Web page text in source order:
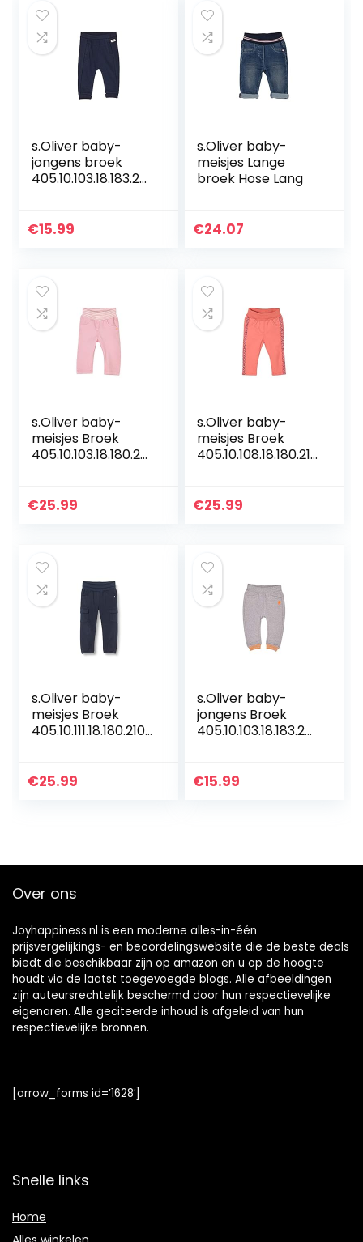
s.Oliver baby-
jongens broek
405.10.103.18.183.20
€15.99
s.Oliver baby-
meisjes Lange
broek Hose Lang
€24.07
s.Oliver baby-
meisjes Broek
405.10.103.18.180.20
€25.99
s.Oliver baby-
meisjes Broek
405.10.108.18.180.210
€25.99
s.Oliver baby-
meisjes Broek
405.10.111.18.180.2107
€25.99
s.Oliver baby-
jongens Broek
405.10.103.18.183.20
€15.99
Over ons
Joyhappiness.nl is een moderne alles-in-één
prijsvergelijkings- en beoordelingswebsite die de beste deals
biedt die beschikbaar zijn op amazon en u op de hoogte
houdt via de laatst toegevoegde blogs. Alle afbeeldingen
zijn auteursrechtelijk beschermd door hun respectievelijke
eigenaren. Alle geciteerde inhoud is afgeleid van hun
respectievelijke bronnen.
[arrow_forms id=’1628′]
Snelle links
Home